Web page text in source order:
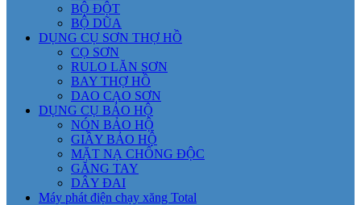
BỘ ĐỘT
BỘ DŨA
DỤNG CỤ SƠN THỢ HỒ
CỌ SƠN
RULO LĂN SƠN
BAY THỢ HỒ
DAO CẠO SƠN
DỤNG CỤ BẢO HỘ
NÓN BẢO HỘ
GIẦY BẢO HỘ
MẶT NẠ CHỐNG ĐỘC
GĂNG TAY
DÂY ĐAI
Máy phát điện chạy xăng Total